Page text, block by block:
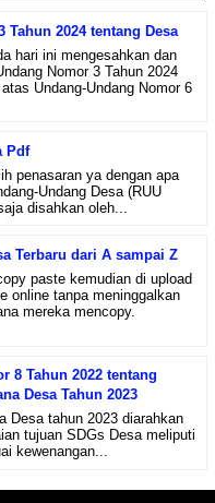
Tahun 2024 tentang Desa
hari ini mengesahkan dan
Nomor 3 Tahun 2024
Undang-Undang Nomor 6
Pdf
penasaran ya dengan apa
Undang Desa (RUU
disahkan oleh...
Terbaru dari A sampai Z
paste kemudian di upload
online tanpa meninggalkan
mereka mencopy.
8 Tahun 2022 tentang
Desa Tahun 2023
Desa tahun 2023 diarahkan
tujuan SDGs Desa meliputi
kewenangan...